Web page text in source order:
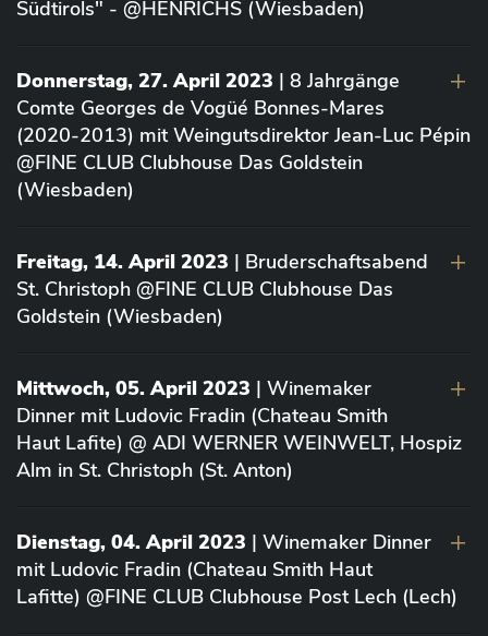
Südtirols" - @HENRICHS (Wiesbaden)
Donnerstag, 27. April 2023 | 8 Jahrgänge
Comte Georges de Vogüé Bonnes-Mares
(2020-2013) mit Weingutsdirektor Jean-Luc Pépin
@FINE CLUB Clubhouse Das Goldstein
(Wiesbaden)
Freitag, 14. April 2023 | Bruderschaftsabend
St. Christoph @FINE CLUB Clubhouse Das
Goldstein (Wiesbaden)
Mittwoch, 05. April 2023 | Winemaker
Dinner mit Ludovic Fradin (Chateau Smith
Haut Lafite) @ ADI WERNER WEINWELT, Hospiz
Alm in St. Christoph (St. Anton)
Dienstag, 04. April 2023 | Winemaker Dinner
mit Ludovic Fradin (Chateau Smith Haut
Lafitte) @FINE CLUB Clubhouse Post Lech (Lech)